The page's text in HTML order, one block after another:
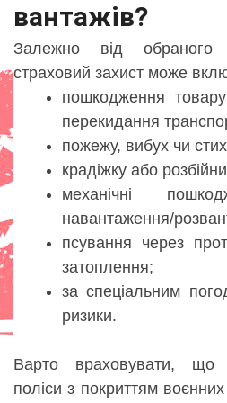
вантажів?
Залежно від обраного
страховий захист може
пошкодження
перекидання
пожежу, вибух чи
крадіжку або
механічні
навантаження/
псування через
затоплення;
за спеціальним
ризики.
Варто враховувати, що
поліси з покриттям